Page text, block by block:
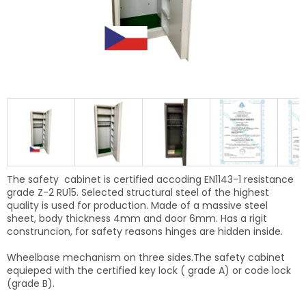
The safety cabinet is certified accoding EN1143-1 resistance
grade Z-2 RU15. Selected structural steel of the highest
quality is used for production. Made of a massive steel
sheet, body thickness 4mm and door 6mm. Has a rigit
construncion, for safety reasons hinges are hidden inside.
Wheelbase mechanism on three sides.The safety cabinet
equieped with the certified key lock ( grade A) or code lock
(grade B).